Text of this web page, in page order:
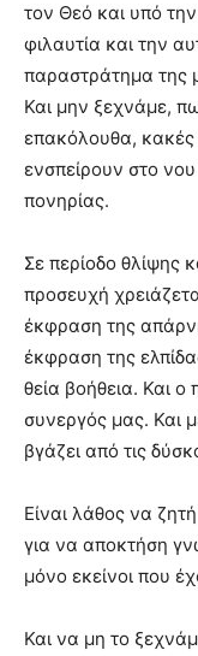
τον Θεό και υπό
φιλαυτία και την
παραστράτημα της
Και μην ξεχνάμε,
επακόλουθα, κακές
ενσπείρουν στο
πονηρίας.
Σε περίοδο θλίψης
προσευχή
έκφραση της
έκφραση της
θεία βοήθεια. Και
συνεργός μας. Και
βγάζει από τις
Είναι λάθος να
για να αποκτήση
μόνο εκείνοι που
Και να μη το